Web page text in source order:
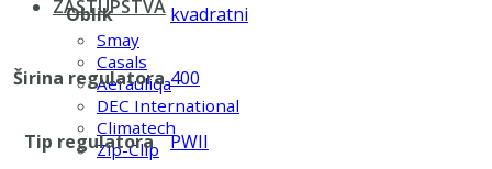
ZASTUPSTVA
Smay
Casals
Aerauliqa
DEC International
Climatech
Zip-Clip
Oblik kvadratni
Širina regulatora 400
Tip regulatora PWII